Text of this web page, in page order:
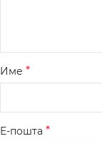
Име *
Е-пошта *